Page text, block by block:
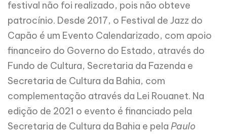
festival não foi realizado, pois não obteve
patrocínio. Desde 2017, o Festival de Jazz do
Capão é um Evento Calendarizado, com apoio
financeiro do Governo do Estado, através do
Fundo de Cultura, Secretaria da Fazenda e
Secretaria de Cultura da Bahia, com
complementação através da Lei Rouanet. Na
edição de 2021 o evento é financiado pela
Secretaria de Cultura da Bahia e pela Paulo